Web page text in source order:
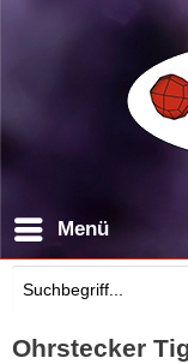
Suchen
Menü
Ohrstecker